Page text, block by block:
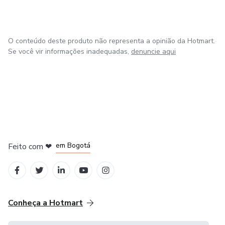
O conteúdo deste produto não representa a opinião da Hotmart.
Se você vir informações inadequadas, denuncie aqui
Feito com ❤ em Bogotá
Conheça a Hotmart